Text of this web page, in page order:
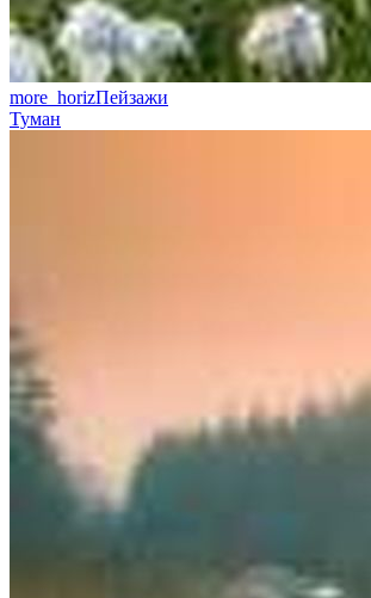
more_horizПейзажи
Туман